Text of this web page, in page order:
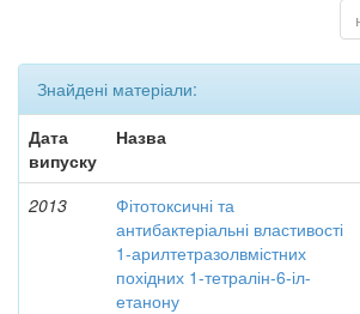
Знайдені матеріали:
Дата
випуску
Назва
2013
Фітотоксичні та
антибактеріальні властивості
1-арилтетразолвмістних
похідних 1-тетралін-6-іл-
етанону